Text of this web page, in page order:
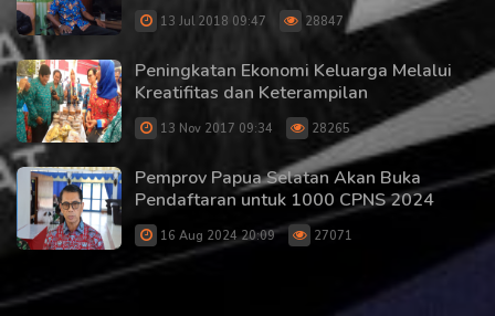
13 Jul 2018 09:47 28847
Peningkatan Ekonomi Keluarga Melalui
Kreatifitas dan Keterampilan
13 Nov 2017 09:34 28265
Pemprov Papua Selatan Akan Buka
Pendaftaran untuk 1000 CPNS 2024
16 Aug 2024 20:09 27071